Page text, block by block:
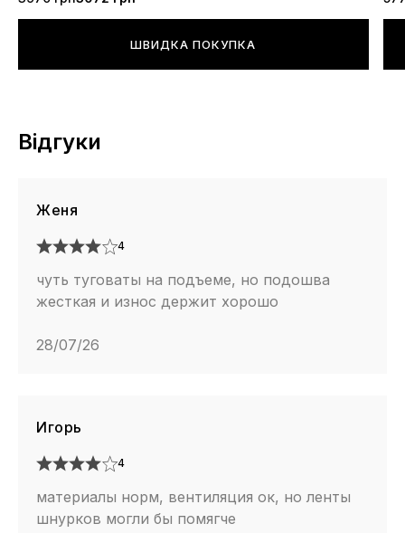
ШВИДКА ПОКУПКА
Відгуки
Женя
4
чуть туговаты на подъеме, но подошва
жесткая и износ держит хорошо
28/07/26
Игорь
4
материалы норм, вентиляция ок, но ленты
шнурков могли бы помягче